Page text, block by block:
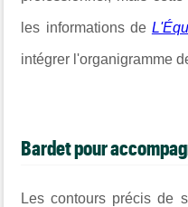
les informations de
intégrer l'organigramme
Bardet pour
Les contours précis de